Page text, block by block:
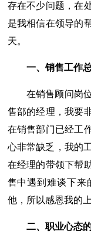
存在不少问题，在
是我相信在领导的
天。
一、销售工作
在销售顾问岗
售部的经理，我要
在销售部门已经工
心非常缺乏，我的
在经理的带领下帮
售中遇到难谈下来
他，所以感恩我的
二、职业心态